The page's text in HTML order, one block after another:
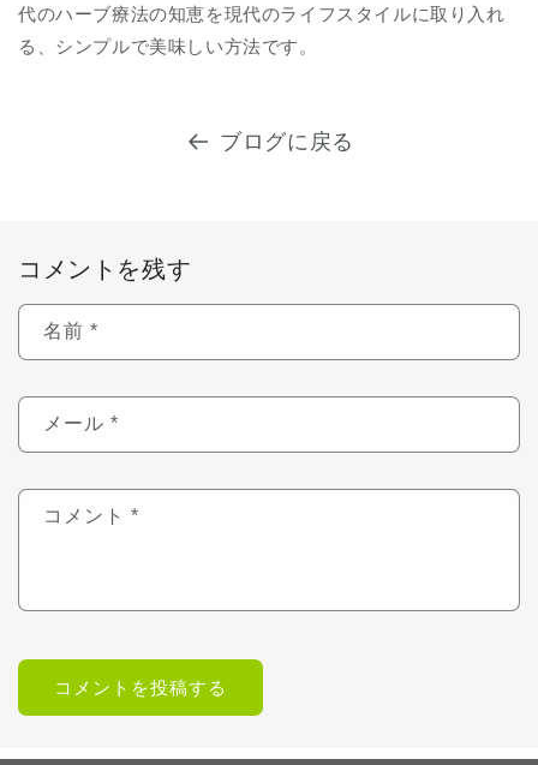
代のハーブ療法の知恵を現代のライフスタイルに取り入れ
る、シンプルで美味しい方法です。
ブログに戻る
コメントを残す
名前 *
メール *
コメント *